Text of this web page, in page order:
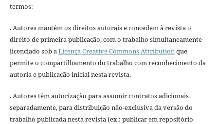
termos:
. Autores mantém os direitos autorais e concedem à revista o
direito de primeira publicação, com o trabalho simultaneamente
licenciado sob aLicença Creative Commons Attributionque
permite o compartilhamento do trabalho com reconhecimento da
autoria e publicação inicial nesta revista.
. Autores têm autorização para assumir contratos adicionais
separadamente, para distribuição não-exclusiva da versão do
trabalho publicada nesta revista (ex.: publicar em repositório